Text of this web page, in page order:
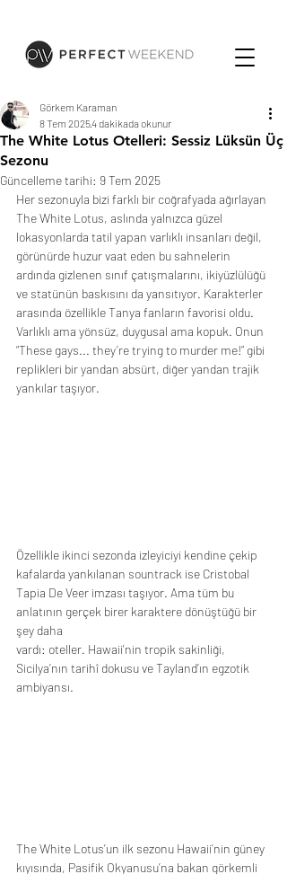
The White Lotus Otelleri: Sessiz Lüksün Üç
Sezonu
Görkem Karaman
8 Tem 20254 dakikada okunur
Güncelleme tarihi: 9 Tem 2025
Her sezonuyla bizi farklı bir coğrafyada ağırlayan
The White Lotus, aslında yalnızca güzel
lokasyonlarda tatil yapan varlıklı insanları değil,
görünürde huzur vaat eden bu sahnelerin
ardında gizlenen sınıf çatışmalarını, ikiyüzlülüğü
ve statünün baskısını da yansıtıyor. Karakterler
arasında özellikle Tanya fanların favorisi oldu.
Varlıklı ama yönsüz, duygusal ama kopuk. Onun
“These gays... they’re trying to murder me!” gibi
replikleri bir yandan absürt, diğer yandan trajik
yankılar taşıyor.
Özellikle ikinci sezonda izleyiciyi kendine çekip
kafalarda yankılanan sountrack ise Cristobal
Tapia De Veer imzası taşıyor. Ama tüm bu
anlatının gerçek birer karaktere dönüştüğü bir
şey daha
vardı: oteller. Hawaii'nin tropik sakinliği,
Sicilya’nın tarihî dokusu ve Tayland’ın egzotik
ambiyansı.
The White Lotus’un ilk sezonu Hawaii’nin güney
kıyısında, Pasifik Okyanusu’na bakan görkemli